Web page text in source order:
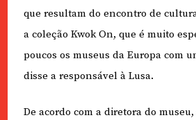
que resultam do encontro de
a coleção Kwok On, que é muito
poucos os museus da Europa com
disse a responsável à Lusa.
De acordo com a diretora do